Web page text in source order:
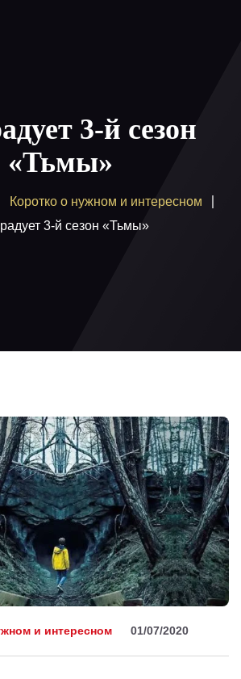
Как смотреть
Купить
Помощь
3-й сезон
«Тьмы»
Коротко о нужном и интересном
3-й сезон «Тьмы»
и интересном 01/07/2020